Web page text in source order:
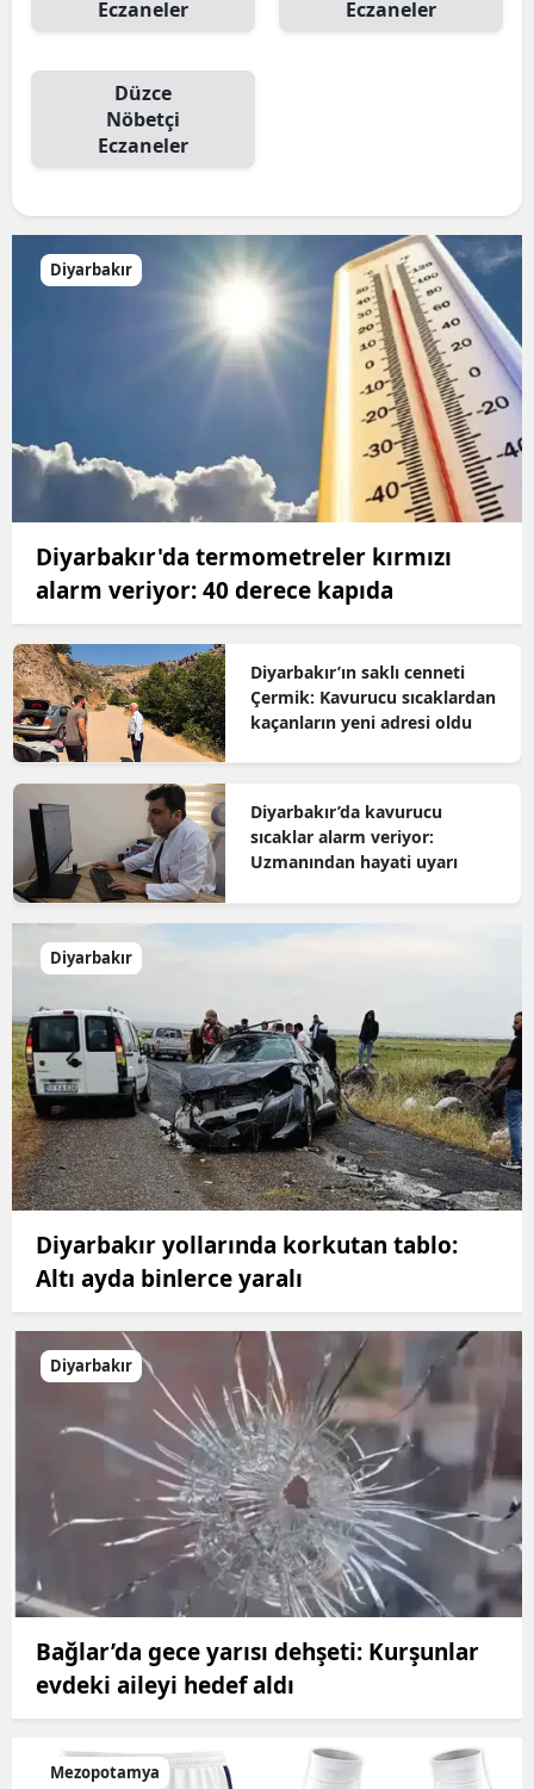
Eczaneler Eczaneler
Düzce
Nöbetçi
Eczaneler
Diyarbakır
Diyarbakır'da termometreler kırmızı
alarm veriyor: 40 derece kapıda
Diyarbakır’ın saklı cenneti
Çermik: Kavurucu sıcaklardan
kaçanların yeni adresi oldu
Diyarbakır’da kavurucu
sıcaklar alarm veriyor:
Uzmanından hayati uyarı
Diyarbakır
Diyarbakır yollarında korkutan tablo:
Altı ayda binlerce yaralı
Diyarbakır
Bağlar’da gece yarısı dehşeti: Kurşunlar
evdeki aileyi hedef aldı
Mezopotamya